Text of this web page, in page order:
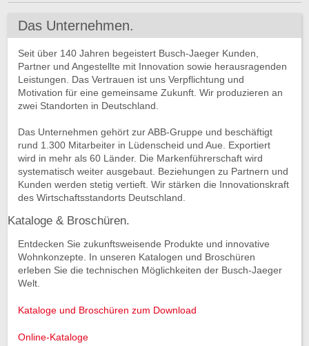
Das Unternehmen.
Seit über 140 Jahren begeistert Busch-Jaeger Kunden,
Partner und Angestellte mit Innovation sowie herausragenden
Leistungen. Das Vertrauen ist uns Verpflichtung und
Motivation für eine gemeinsame Zukunft. Wir produzieren an
zwei Standorten in Deutschland.
Das Unternehmen gehört zur ABB-Gruppe und beschäftigt
rund 1.300 Mitarbeiter in Lüdenscheid und Aue. Exportiert
wird in mehr als 60 Länder. Die Markenführerschaft wird
systematisch weiter ausgebaut. Beziehungen zu Partnern und
Kunden werden stetig vertieft. Wir stärken die Innovationskraft
des Wirtschaftsstandorts Deutschland.
Kataloge & Broschüren.
Entdecken Sie zukunftsweisende Produkte und innovative
Wohnkonzepte. In unseren Katalogen und Broschüren
erleben Sie die technischen Möglichkeiten der Busch-Jaeger
Welt.
Kataloge und Broschüren zum Download
Online-Kataloge